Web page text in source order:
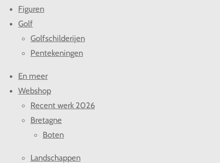
Figuren
Golf
Golfschilderijen
Pentekeningen
En meer
Webshop
Recent werk 2026
Bretagne
Boten
Landschappen